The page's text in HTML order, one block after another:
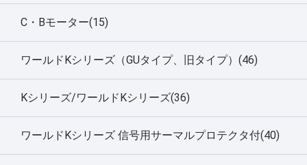
C・Bモーター(15)
ワールドKシリーズ（GUタイプ、旧タイプ）(46)
Kシリーズ/ワールドKシリーズ(36)
ワールドKシリーズ 信号用サーマルプロテクタ付(40)